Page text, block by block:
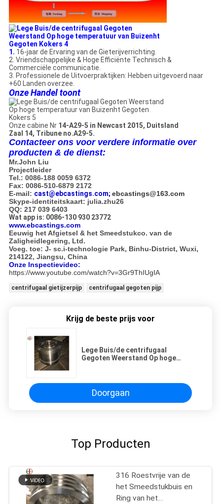
1. 16-jaar de Ervaring van de Gieterijverrichting.
2. Vriendschappelijke & Hoge Efficiënte Technisch &
Commerciële communicatie.
3. Professionele de Uitvoerpraktijken: Hebben uitgevoerd naar
+60 Landen overzee.
Onze Handel toont
Onze cabine Nr 14-A29-5 in Newcast 2015, Duitsland
Zaal 14, Tribune no.A29-5.
Contacteer ons voor verdere informatie over
producten & de dienst:
Mr.John Liu
Projectleider
Tel.: 0086-188 0059 6372
Fax: 0086-510-6879 2172
E-mail: cast@ebcastings.com; ebcastings@163.com
Skype-identiteitskaart: julia.zhu26
QQ: 217 039 6403
Wat app is: 0086-130 930 23772
www.ebcastings.com
Eeuwig het Afgietsel & het Smeedstukco. van de
Zaligheidlegering, Ltd.
Voeg. toe: J- sc.i-technologie Park, Binhu-District, Wuxi,
214122, Jiangsu, China
Onze Inspectievideo:
https://www.youtube.com/watch?v=3Gr9ThIUgIA
centrifugaal gietijzerpijp centrifugaal gegoten pijp
Krijg de beste prijs voor
Lege Buis/de centrifugaal
Gegoten Weerstand Op hoge
Doorgaan
Top Producten
316 Roestvrije van de
het Smeedstukbuis en
Ring van het